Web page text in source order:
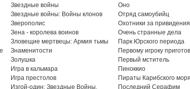
Звездные войны
Звездные войны: Войны клонов
Зверополис
Зена - королева воинов
Зловещие мертвецы: Армия тьмы
Знаменитости
Золушка
Игра в кальмара
Игра престолов
Изгой-один: Звездные Войны.
Оно
Отряд самоубийц
Охотники за
Очень странные дела
Парк Юрского периода
Первому игроку
Первый мститель
Пиноккио
Пираты Карибского моря
Последний Серафим